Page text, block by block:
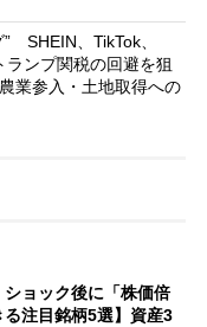
SHEIN、TikTok、
ンプ関税の回避を狙
業参入・土地取得への
ショック後に「株価倍
注目銘柄5選】資産3